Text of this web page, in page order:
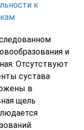
к
и
Отсутствуют
сустава
в
щель